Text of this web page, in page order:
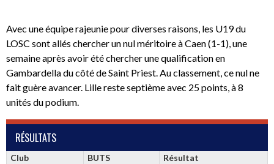
Avec une équipe rajeunie pour diverses raisons, les U19 du
LOSC sont allés chercher un nul méritoire à Caen (1-1), une
semaine après avoir été chercher une qualification en
Gambardella du côté de Saint Priest. Au classement, ce nul ne
fait guère avancer. Lille reste septième avec 25 points, à 8
unités du podium.
RÉSULTATS
Club BUTS
Résultat